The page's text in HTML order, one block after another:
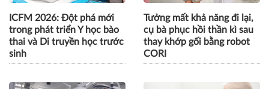
ICFM 2026: Đột phá mới
trong phát triển Y học bào
thai và Di truyền học trước
sinh
Tưởng mất khả năng đi lại,
cụ bà phục hồi thần kì sau
thay khớp gối bằng robot
CORI